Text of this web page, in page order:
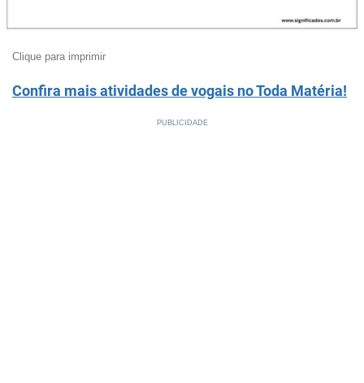
Clique para imprimir
Confira mais atividades de vogais no Toda Matéria!